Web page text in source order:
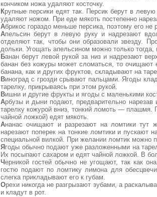
кончиком ножа удаляют косточку.
Крупные персики едят так. Персик берут в
удаляют ножом. При еде мякоть постепенно
Абрикос гораздо меньше персика, поэтому его не
Апельсин берут в левую руку и надрезают
отделяют так, чтобы они образовали звезду.
дольки. Угощать апельсином можно только
Банан берут левой рукой за низ и надрезают
банан без кожуры может сломаться, то очищают
банана, как и других фруктов, складывают на
Виноград с грозди срывают пальцами. Ягоды
тарелку, прикрываясь при этом рукой.
Вишни и другие фрукты и ягоды с маленькими
Арбузы и дыни подают, предварительно
тарелку кожурой вниз, тонкий ломоть —
чайной ложкой) едят мякоть.
Ананас очищают и разрезают на ломтики тут
нарезают поперек на тонкие ломтики и пускают
специальной вилкой. При желании ломтик можно
Я годы обычно подают уже разложенными на
Их посыпают сахаром и едят чайной ложкой. В
Черникой гостей обычно не угощают, так как
гостю подают по ломтику лимона для
слегка прикладывают его к губам.
Орехи никогда не разгрызают зубами, а
и кладут в рот.